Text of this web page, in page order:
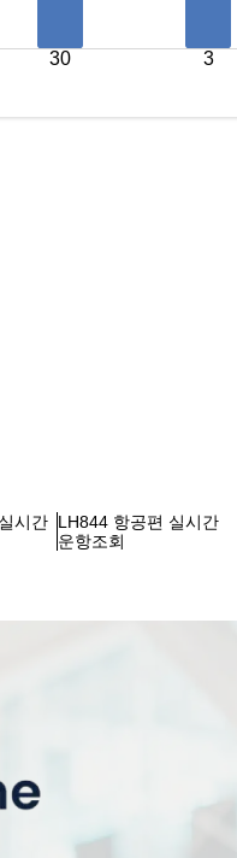
30 3
시간 LH844 항공편 실시간
운항조회